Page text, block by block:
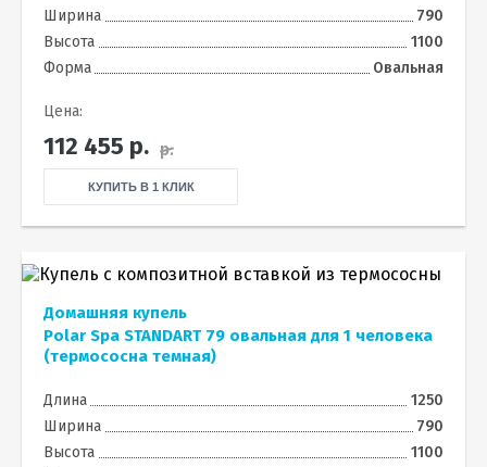
Ширина
790
Высота
1100
Форма
Овальная
Цена:
112 455 р. р.
КУПИТЬ В 1 КЛИК
Домашняя купель
Polar Spa STANDART 79 овальная для 1 человека
(термососна темная)
Длина
1250
Ширина
790
Высота
1100